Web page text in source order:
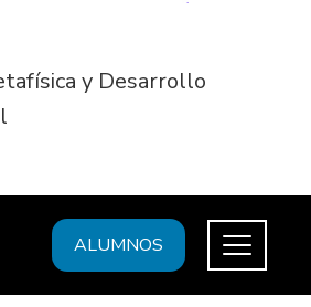
y Desarrollo
ALUMNOS